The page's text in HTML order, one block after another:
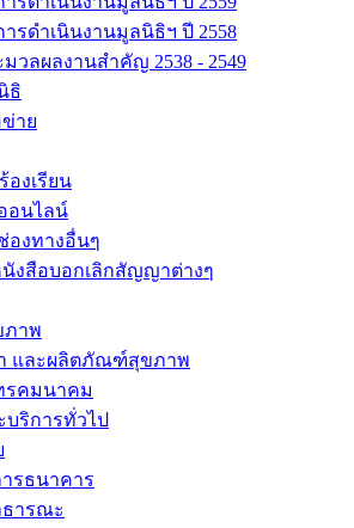
ารดำเนินงานมูลนิธิฯ ปี 2558
มวลผลงานสำคัญ 2538 - 2549
ธิ
าย
องเรียน
อนไลน์
องทางอื่นๆ
นังสือบอกเลิกสัญญาต่างๆ
ภาพ
และผลิตภัณฑ์สุขภาพ
รคมนาคม
ริการทั่วไป
ารธนาคาร
ธารณะ